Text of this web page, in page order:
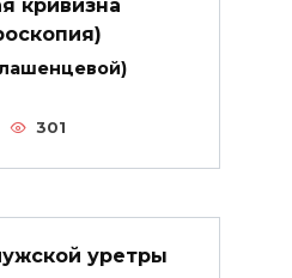
кривизна
301
уретры